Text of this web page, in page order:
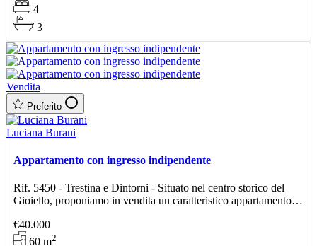
4
3
Vendita
Preferito
Luciana Burani
Appartamento con ingresso indipendente
Rif. 5450 - Trestina e Dintorni - Situato nel centro storico del
Gioiello, proponiamo in vendita un caratteristico appartamento,
€40.000
60m2